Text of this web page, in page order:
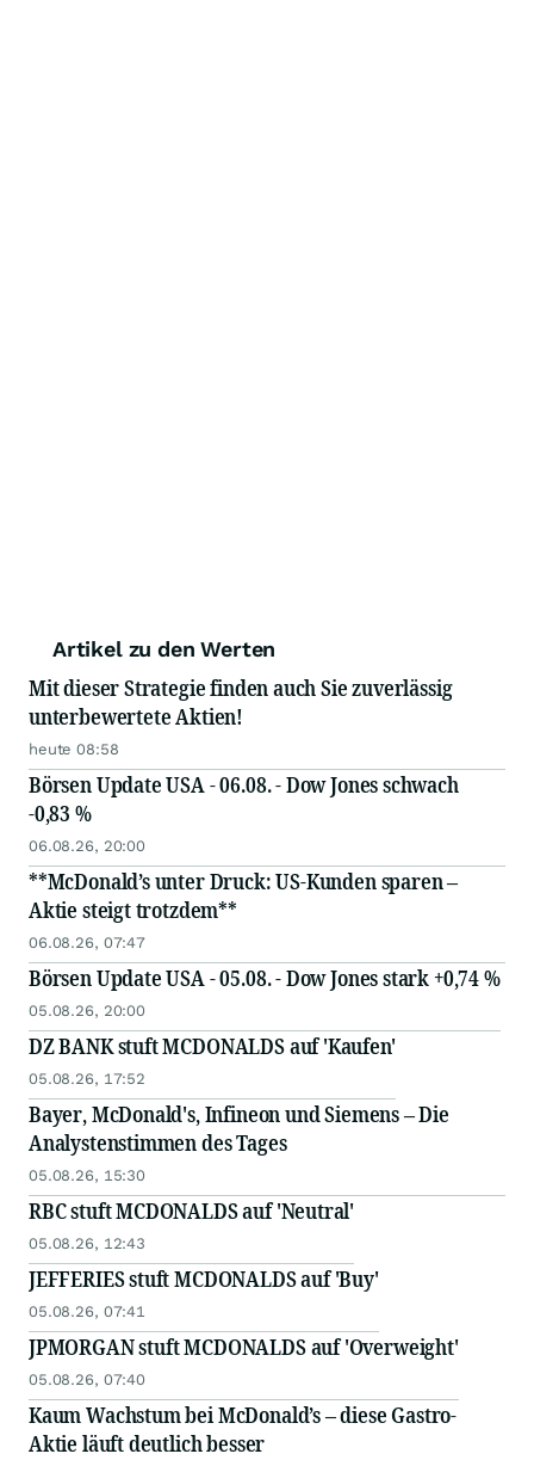
Artikel zu den Werten
Mit dieser Strategie finden auch Sie zuverlässig
unterbewertete Aktien!
heute 08:58
Börsen Update USA - 06.08. - Dow Jones schwach
-0,83 %
06.08.26, 20:00
**McDonald’s unter Druck: US-Kunden sparen –
Aktie steigt trotzdem**
06.08.26, 07:47
Börsen Update USA - 05.08. - Dow Jones stark +0,74 %
05.08.26, 20:00
DZ BANK stuft MCDONALDS auf 'Kaufen'
05.08.26, 17:52
Bayer, McDonald's, Infineon und Siemens – Die
Analystenstimmen des Tages
05.08.26, 15:30
RBC stuft MCDONALDS auf 'Neutral'
05.08.26, 12:43
JEFFERIES stuft MCDONALDS auf 'Buy'
05.08.26, 07:41
JPMORGAN stuft MCDONALDS auf 'Overweight'
05.08.26, 07:40
Kaum Wachstum bei McDonald’s – diese Gastro-
Aktie läuft deutlich besser